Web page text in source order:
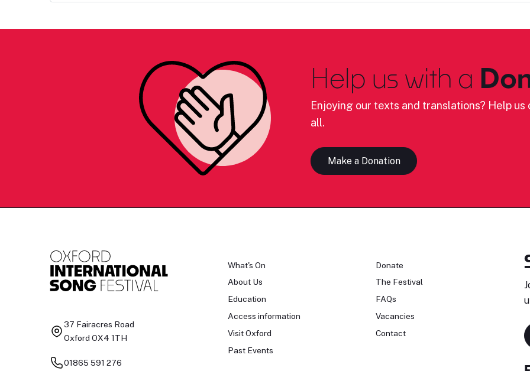
Help us with a
Enjoying our texts and translations? Help
all.
Make a Donation
37 Fairacres Road
Oxford OX4 1TH
01865 591 276
What's On
About Us
Education
Access information
Visit Oxford
Past Events
Donate
The Festival
FAQs
Vacancies
Contact